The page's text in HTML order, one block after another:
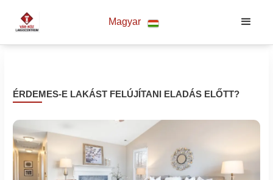
Magyar
ÉRDEMES-E LAKÁST FELÚJÍTANI ELADÁS ELŐTT?